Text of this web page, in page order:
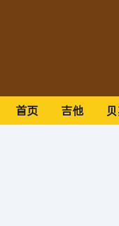
首页 吉他